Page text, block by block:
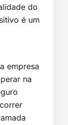
do
é um
empresa
na